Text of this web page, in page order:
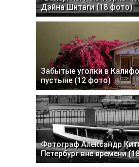
Дэйна Шитаги (18 фото)
Забытые уголки в
пустыне (12 фото)
Фотограф Александр
Петербург вне времени